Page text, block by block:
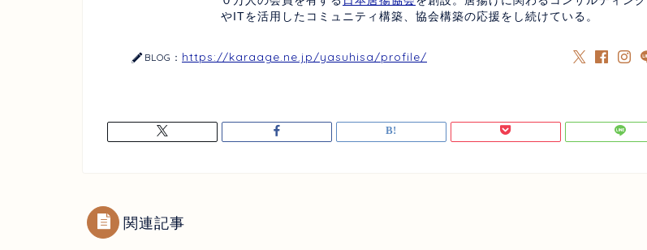
やITを活用したコミュニティ構築、協会構築の応援をし続けている。
BLOG： https://karaage.ne.jp/yasuhisa/profile/
関連記事